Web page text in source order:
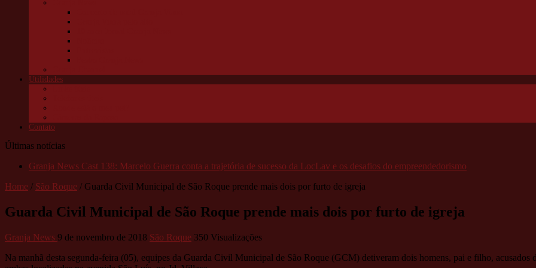
Utilidades
Contato
Últimas notícias
Granja News Cast 138: Marcelo Guerra conta a trajetória de sucesso da LocLav e os desafios do empreendedorismo
Home / São Roque / Guarda Civil Municipal de São Roque prende mais dois por furto de igreja
Guarda Civil Municipal de São Roque prende mais dois por furto de igreja
Granja News 9 de novembro de 2018 São Roque 350 Visualizações
Na manhã desta segunda-feira (05), equipes da Guarda Civil Municipal de São Roque (GCM) detiveram dois homens, pai e filho, acusados